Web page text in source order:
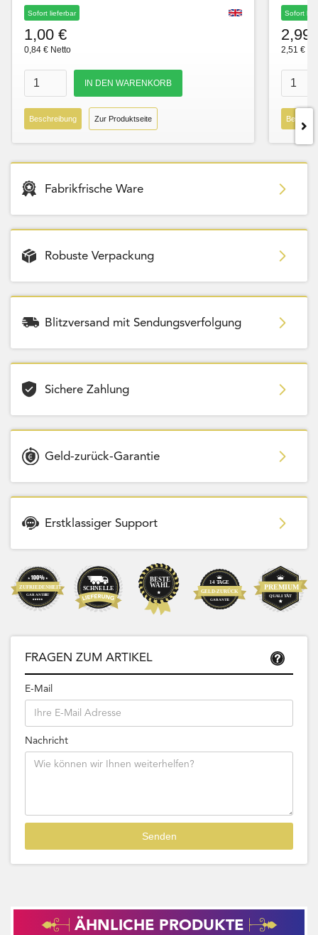
Sofort lieferbar
1,00 €
0,84 € Netto
Beschreibung Zur Produktseite
Sofort
2,99
2,51 €
Fabrikfrische Ware
Robuste Verpackung
Blitzversand mit Sendungsverfolgung
Sichere Zahlung
Geld-zurück-Garantie
Erstklassiger Support
FRAGEN ZUM ARTIKEL
E-Mail
Nachricht
ÄHNLICHE PRODUKTE